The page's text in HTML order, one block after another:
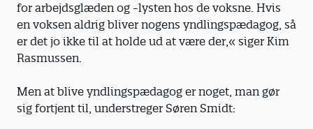
for arbejdsglæden og -lysten hos de voksne. Hvis
en voksen aldrig bliver nogens yndlingspædagog, så
er det jo ikke til at holde ud at være der,« siger Kim
Rasmussen.
Men at blive yndlingspædagog er noget, man gør
sig fortjent til, understreger Søren Smidt: